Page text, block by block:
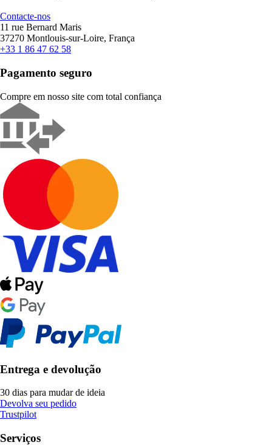
Contacte-nos
11 rue Bernard Maris
37270 Montlouis-sur-Loire, França
+33 1 86 47 62 58
Pagamento seguro
Compre em nosso site com total confiança
Entrega e devolução
30 dias para mudar de ideia
Devolva seu pedido
Trustpilot
Serviços